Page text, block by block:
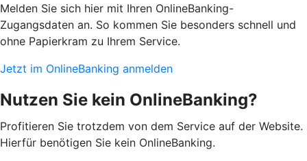
Melden Sie sich hier mit Ihren OnlineBanking-
Zugangsdaten an. So kommen Sie besonders schnell und
ohne Papierkram zu Ihrem Service.
Jetzt im OnlineBanking anmelden
Nutzen Sie kein OnlineBanking?
Profitieren Sie trotzdem von dem Service auf der Website.
Hierfür benötigen Sie kein OnlineBanking.